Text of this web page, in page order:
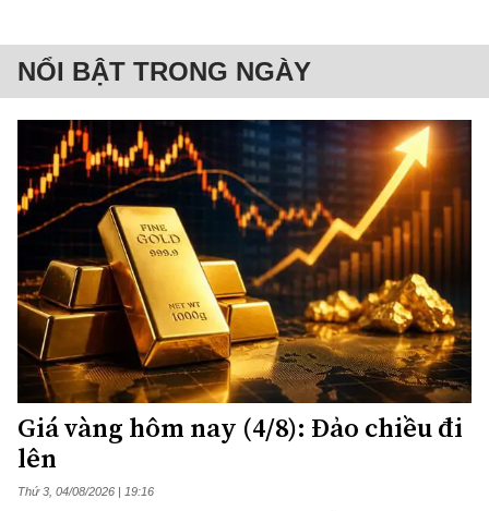
NỔI BẬT TRONG NGÀY
Giá vàng hôm nay (4/8): Đảo chiều đi
lên
Thứ 3, 04/08/2026 | 19:16